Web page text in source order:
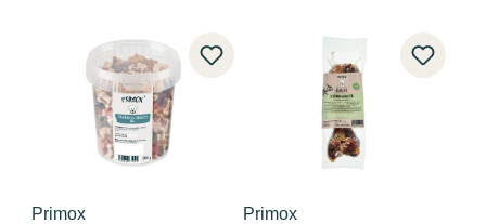
Primox Primox